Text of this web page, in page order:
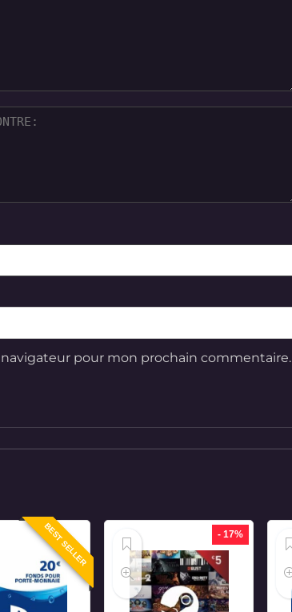
pour mon prochain commentaire.
BEST SELLER - 17%